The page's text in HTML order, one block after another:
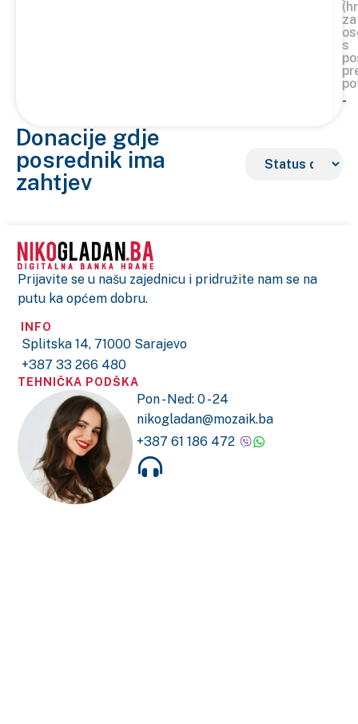
za
s
-
Donacije gdje
posrednik ima
zahtjev
Prijavite se u našu zajednicu i pridružite nam se na
putu ka općem dobru.
INFO
Splitska 14, 71000 Sarajevo
+387 33 266 480
TEHNIČKA PODŠKA
Pon - Ned: 0 - 24
nikogladan@mozaik.ba
+387 61 186 472